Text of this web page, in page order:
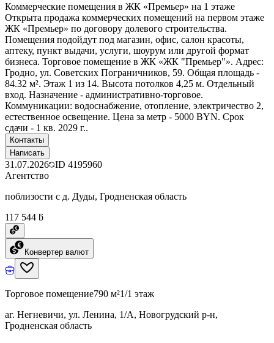
Коммерческие помещения в ЖК «Премьер» на 1 этаже
Открыта продажа коммерческих помещений на первом этаже
ЖК «Премьер» по договору долевого строительства.
Помещения подойдут под магазин, офис, салон красоты,
аптеку, пункт выдачи, услуги, шоурум или другой формат
бизнеса. Торговое помещение в ЖК «ЖК "Премьер"». Адрес:
Гродно, ул. Советских Пограничников, 59. Общая площадь -
84.32 м². Этаж 1 из 14. Высота потолков 4,25 м. Отдельный
вход. Назначение - административно-торговое.
Коммуникации: водоснабжение, отопление, электричество 2,
естественное освещение. Цена за метр - 5000 BYN. Срок
сдачи - 1 кв. 2029 г..
Контакты
Написать
31.07.2026 ID 4195960
Агентство
поблизости с д. Дуды, Гродненская область
117 544 ƃ
Конвертер валют
Торговое помещение790 м²1/1 этаж
аг. Негневичи, ул. Ленина, 1/А, Новогрудский р-н,
Гродненская область